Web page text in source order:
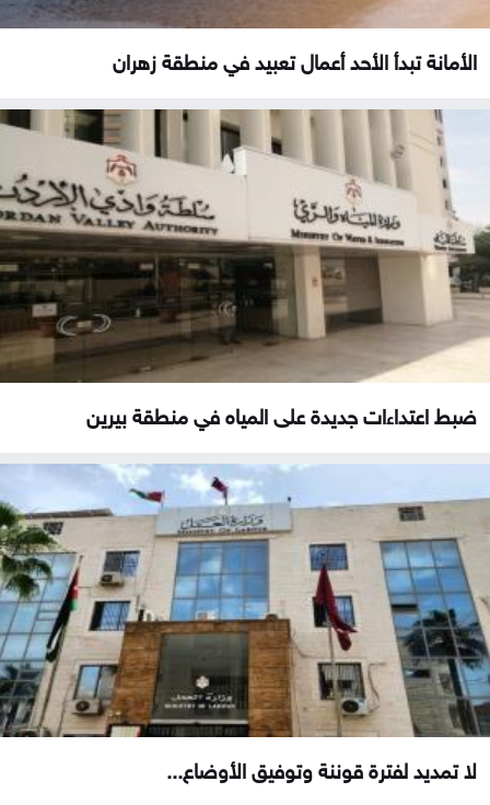
الأمانة تبدأ الأحد أعمال تعبيد في منطقة زهران
ضبط اعتداءات جديدة على المياه في منطقة بيرين
لا تمديد لفترة قوننة وتوفيق الأوضاع...